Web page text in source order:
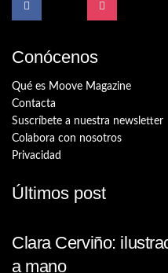
Conócenos
Qué es Moove Magazine
Contacta
Suscríbete a nuestra newsletter
Colabora con nosotros
Privacidad
Últimos post
Clara Cerviño:
a mano